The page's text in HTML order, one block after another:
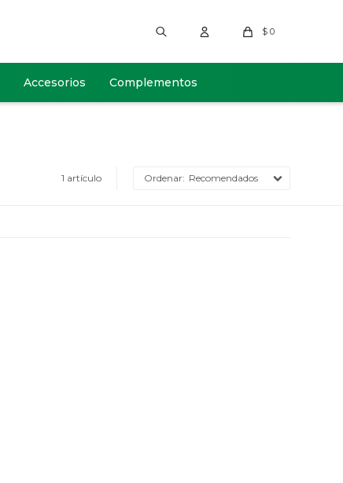
Accesorios Complementos
$ 0
1 artículo Recomendados